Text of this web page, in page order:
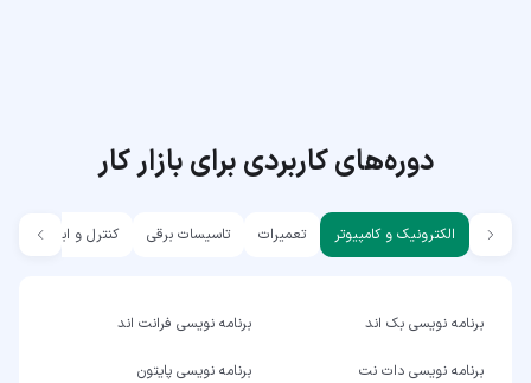
دوره‌های کاربردی برای بازار کار
الکترونیک و کامپیوتر تعمیرات تاسیسات برقی کنترل و ابزار دقیق
برنامه نویسی بک اند برنامه نویسی فرانت اند
برنامه نویسی دات نت برنامه نویسی پایتون